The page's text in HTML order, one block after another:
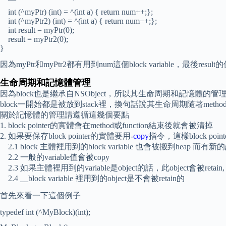
int (^myPtr) (int) = ^(int a) { return num++;};
int (^myPtr2) (int) = ^(int a) { return num++;};
int result = myPtr(0);
result = myPtr2(0);
}
因為myPtr和myPtr2都有用到num這個block variable，最後result
生命周期和記憶體管理
因為block也是繼承自NSObject，所以其生命周期和記憶體的管
block一開始都是被放到stack裡，換句話說其生命周期隨著
關於記憶體的管理請遵循這幾個要點
1. block pointer的實體會在method或function結束後就會被清掉
2. 如果要保存block pointer的實體要用-copy指令，這樣block
2.1 block 主體裡用到的block variable 也會被搬到heap 而有新
2.2 一般的variable值會被copy
2.3 如果主體裡用到的variable是object的話，此object會被retain,
2.4 __block variable 裡用到的object是不會被retain的
首先來看一下這個例子
typedef int (^MyBlock)(int);